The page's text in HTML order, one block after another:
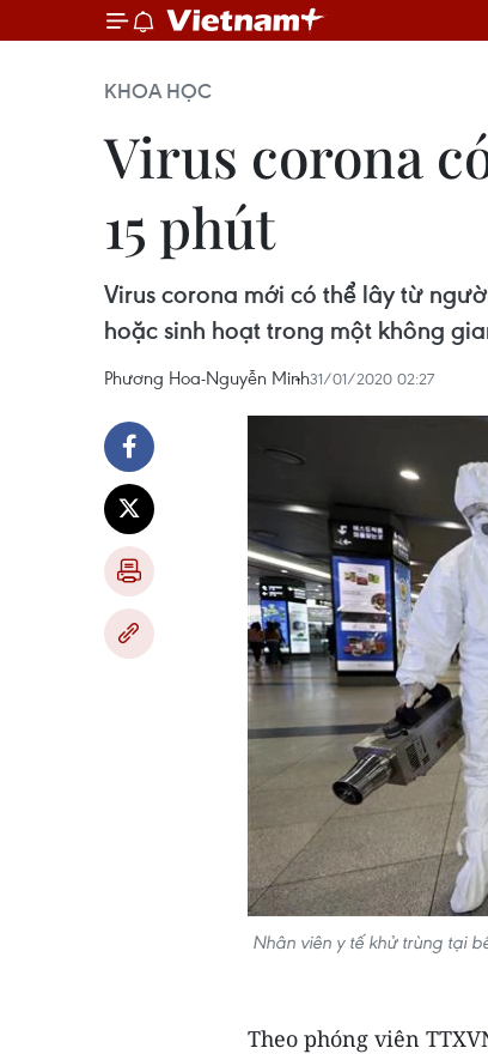
KHOA HỌC
Virus corona
15 phút
Virus corona mới có thể lây từ
hoặc sinh hoạt trong một không
Phương Hoa-Nguyễn Minh31/01/2020 02:27
Nhân viên y tế khử trùng tại
Theo phóng viên